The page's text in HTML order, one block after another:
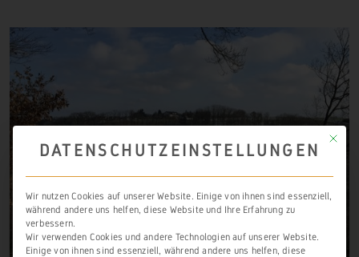
Mit
DATENSCHUTZEINSTELLUNGEN
Wir nutzen Cookies auf unserer Website. Einige von ihnen sind essenziell,
während andere uns helfen, diese Website und Ihre Erfahrung zu
verbessern.
Wir verwenden Cookies und andere Technologien auf unserer Website.
Einige von ihnen sind essenziell, während andere uns helfen, diese